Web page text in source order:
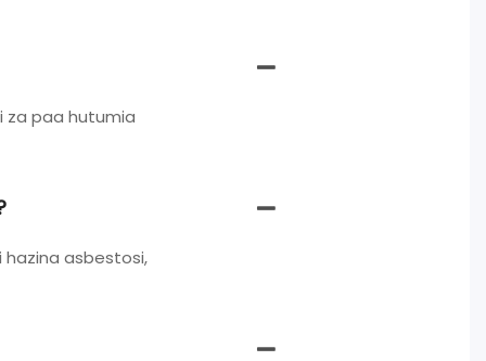
za paa hutumia
hazina asbestosi,